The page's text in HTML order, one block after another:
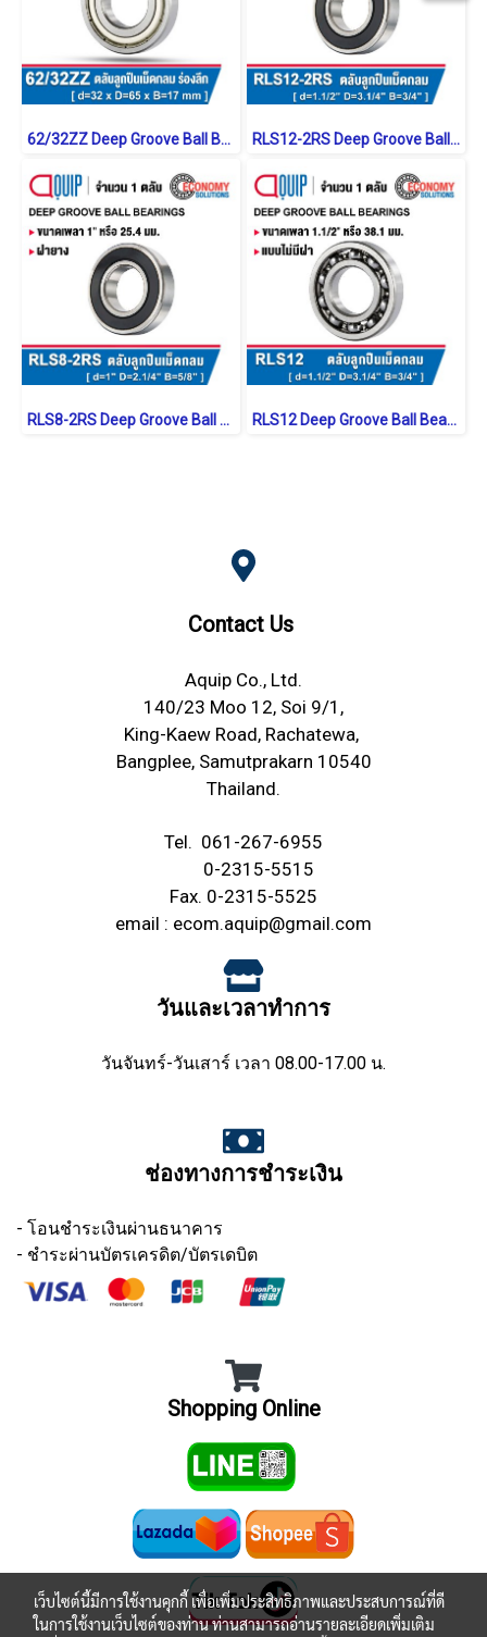
62/32ZZ Deep Groove Ball Bearings Shield Type RLS12-2RS Deep Groove Ball Bearings inch. Seal Type
RLS8-2RS Deep Groove Ball Bearings inch. Seal Type RLS12 Deep Groove Ball Bearings inch. Open Type
Contact Us
Aquip Co., Ltd.
140/23 Moo 12, Soi 9/1,
King-Kaew Road, Rachatewa,
Bangplee, Samutprakarn 10540
Thailand.
Tel. 061-267-6955
0-2315-5515
Fax. 0-2315-5525
email : ecom.aquip@gmail.com
วันและเวลาทำการ
วันจันทร์-วันเสาร์ เวลา 08.00-17.00 น.
ช่องทางการชำระเงิน
- โอนชำระเงินผ่านธนาคาร
- ชำระผ่านบัตรเครดิต/บัตรเดบิต
Shopping Online
เว็บไซต์นี้มีการใช้งานคุกกี้ เพื่อเพิ่มประสิทธิภาพและประสบการณ์ที่ดี
ในการใช้งานเว็บไซต์ของท่าน ท่านสามารถอ่านรายละเอียดเพิ่มเติม